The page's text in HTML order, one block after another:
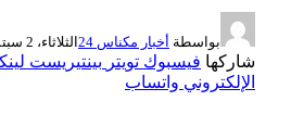
بواسطة أخبار مكناس 24 الثلاثاء، 2 سبتمبر 2025
شاركها فيسبوك تويتر بينتيريست
الإلكتروني واتساب